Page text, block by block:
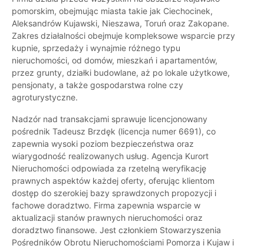
pomorskim, obejmując miasta takie jak Ciechocinek,
Aleksandrów Kujawski, Nieszawa, Toruń oraz Zakopane.
Zakres działalności obejmuje kompleksowe wsparcie przy
kupnie, sprzedaży i wynajmie różnego typu
nieruchomości, od domów, mieszkań i apartamentów,
przez grunty, działki budowlane, aż po lokale użytkowe,
pensjonaty, a także gospodarstwa rolne czy
agroturystyczne.
Nadzór nad transakcjami sprawuje licencjonowany
pośrednik Tadeusz Brzdęk (licencja numer 6691), co
zapewnia wysoki poziom bezpieczeństwa oraz
wiarygodność realizowanych usług. Agencja Kurort
Nieruchomości odpowiada za rzetelną weryfikację
prawnych aspektów każdej oferty, oferując klientom
dostęp do szerokiej bazy sprawdzonych propozycji i
fachowe doradztwo. Firma zapewnia wsparcie w
aktualizacji stanów prawnych nieruchomości oraz
doradztwo finansowe. Jest członkiem Stowarzyszenia
Pośredników Obrotu Nieruchomościami Pomorza i Kujaw i